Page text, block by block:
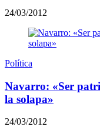
24/03/2012
Política
Navarro: «Ser
la solapa»
24/03/2012